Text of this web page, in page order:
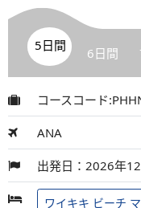
5日間 6日間
コースコード
ANA
出発日：2026年
ワイキキ ビーチ